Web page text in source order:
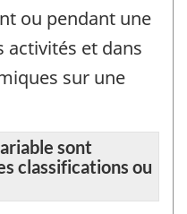
ou pendant une
activités et dans
sur une
sont
classifications ou